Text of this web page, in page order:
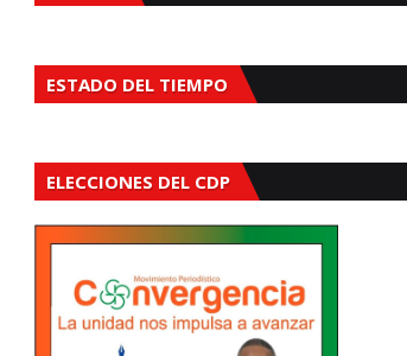
ESTADO DEL TIEMPO
ELECCIONES DEL CDP